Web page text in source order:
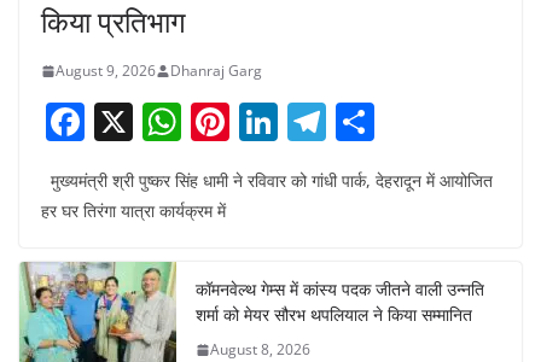
किया प्रतिभाग
August 9, 2026 Dhanraj Garg
F
a
c
b
o
X W
h
at
s
A
p
Pi
nt
er
st
Li
n
k
dI
n
T
el
e
a
m
h
ar
मुख्यमंत्री श्री पुष्कर सिंह धामी ने रविवार को गांधी पार्क, देहरादून में आयोजित
हर घर तिरंगा यात्रा कार्यक्रम में
कॉमनवेल्थ गेम्स में कांस्य पदक जीतने वाली उन्नति
शर्मा को मेयर सौरभ थपलियाल ने किया सम्मानित
August 8, 2026